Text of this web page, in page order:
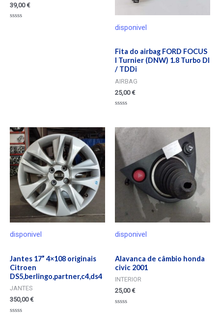
39,00€
disponivel
Fita do airbag FORD FOCUS
I Turnier (DNW) 1.8 Turbo DI
/ TDDi
AIRBAG
25,00€
de
5
disponivel
Jantes 17” 4×108 originais
Citroen
DS5,berlingo,partner,c4,ds4
JANTES
350,00€
disponivel
Alavanca de câmbio honda
civic 2001
INTERIOR
25,00€